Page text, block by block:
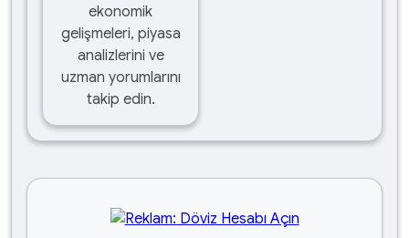
ekonomik
gelişmeleri, piyasa
analizlerini ve
uzman yorumlarını
takip edin.